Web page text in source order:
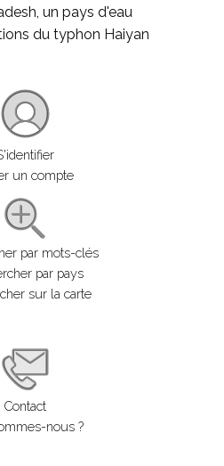
un pays d'eau
du typhon Haiyan
un compte
par mots-clés
par pays
sur la carte
Contact
nous ?